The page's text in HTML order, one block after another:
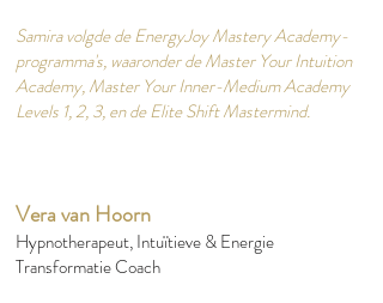
Samira volgde de EnergyJoy Mastery Academy-
programma's, waaronder de Master Your Intuition
Academy, Master Your Inner-Medium Academy
Levels 1, 2, 3, en de Elite Shift Mastermind.
Vera van Hoorn
Hypnotherapeut, Intuïtieve & Energie
Transformatie Coach